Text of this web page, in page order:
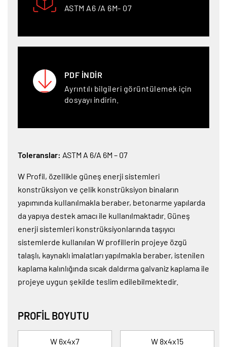
ASTM A6 /A 6M- 07
PDF İNDİR
Ayrıntılı bilgileri görüntülemek için
dosyayı indirin.
Toleranslar: ASTM A 6/A 6M – 07
W Profil, özellikle güneş enerji sistemleri
konstrüksiyon ve çelik konstrüksiyon binaların
yapımında kullanılmakla beraber, betonarme yapılarda
da yapıya destek amacı ile kullanılmaktadır. Güneş
enerji sistemleri konstrüksiyonlarında taşıyıcı
sistemlerde kullanılan W profillerin projeye özgü
talaşlı, kaynaklı imalatları yapılmakla beraber, istenilen
kaplama kalınlığında sıcak daldırma galvaniz kaplama ile
projeye uygun şekilde teslim edilebilmektedir.
PROFIL BOYUTU
W 6x4x7 W 8x4x15